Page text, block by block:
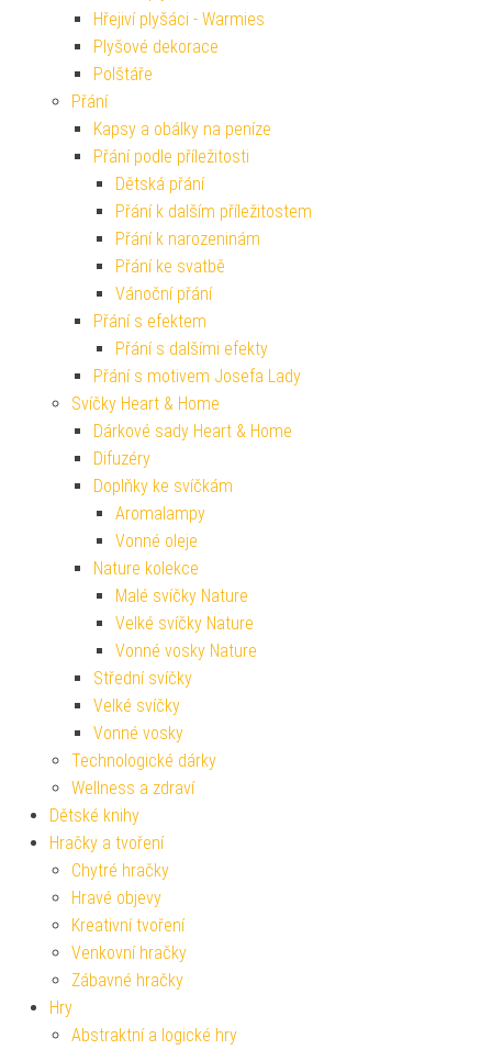
Hřejiví plyšáci - Warmies
Plyšové dekorace
Polštáře
Přání
Kapsy a obálky na peníze
Přání podle příležitosti
Dětská přání
Přání k dalším příležitostem
Přání k narozeninám
Přání ke svatbě
Vánoční přání
Přání s efektem
Přání s dalšími efekty
Přání s motivem Josefa Lady
Svíčky Heart & Home
Dárkové sady Heart & Home
Difuzéry
Doplňky ke svíčkám
Aromalampy
Vonné oleje
Nature kolekce
Malé svíčky Nature
Velké svíčky Nature
Vonné vosky Nature
Střední svíčky
Velké svíčky
Vonné vosky
Technologické dárky
Wellness a zdraví
Dětské knihy
Hračky a tvoření
Chytré hračky
Hravé objevy
Kreativní tvoření
Venkovní hračky
Zábavné hračky
Hry
Abstraktní a logické hry